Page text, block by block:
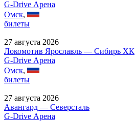
G-Drive Арена
Омск,
билеты
27 августа 2026
Локомотив Ярославль — Сибирь ХК
G-Drive Арена
Омск,
билеты
27 августа 2026
Авангард — Северсталь
G-Drive Арена